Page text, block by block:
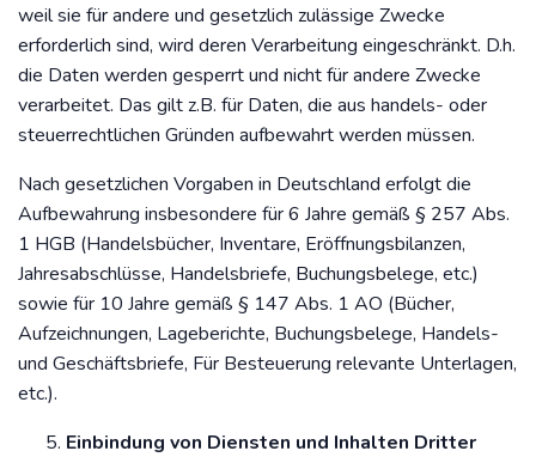
weil sie für andere und gesetzlich zulässige Zwecke
erforderlich sind, wird deren Verarbeitung eingeschränkt. D.h.
die Daten werden gesperrt und nicht für andere Zwecke
verarbeitet. Das gilt z.B. für Daten, die aus handels- oder
steuerrechtlichen Gründen aufbewahrt werden müssen.
Nach gesetzlichen Vorgaben in Deutschland erfolgt die
Aufbewahrung insbesondere für 6 Jahre gemäß § 257 Abs.
1 HGB (Handelsbücher, Inventare, Eröffnungsbilanzen,
Jahresabschlüsse, Handelsbriefe, Buchungsbelege, etc.)
sowie für 10 Jahre gemäß § 147 Abs. 1 AO (Bücher,
Aufzeichnungen, Lageberichte, Buchungsbelege, Handels-
und Geschäftsbriefe, Für Besteuerung relevante Unterlagen,
etc.).
Einbindung von Diensten und Inhalten Dritter